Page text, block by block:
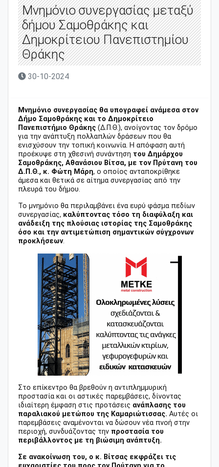
Μνημόνιο συνεργασίας μεταξύ
δήμου Σαμοθράκης και
Δημοκρίτειου Πανεπιστημίου
Θράκης
30-10-2024
Μνημόνιο συνεργασίας θα υπογραφεί ανάμεσα στον
Δήμο Σαμοθράκης και το Δημοκρίτειο
Πανεπιστήμιο Θράκης (Δ.Π.Θ.), ανοίγοντας τον δρόμο
για την ανάπτυξη πολλαπλών δράσεων που θα
ενισχύσουν την τοπική κοινωνία. Η απόφαση αυτή
προέκυψε στη χθεσινή συνάντηση του Δημάρχου
Σαμοθράκης, Αθανάσιου Βίτσα, με τον Πρύτανη του
Δ.Π.Θ., κ. Φώτη Μάρη, ο οποίος ανταποκρίθηκε
άμεσα και θετικά σε αίτημα συνεργασίας από την
πλευρά του δήμου.
Το μνημόνιο θα περιλαμβάνει ένα ευρύ φάσμα πεδίων
συνεργασίας, καλύπτοντας τόσο τη διαφύλαξη και
ανάδειξη της πλούσιας ιστορίας της Σαμοθράκης
όσο και την αντιμετώπιση σημαντικών σύγχρονων
προκλήσεων.
Στο επίκεντρο θα βρεθούν η αντιπλημμυρική
προστασία και οι αστικές παρεμβάσεις, δίνοντας
ιδιαίτερη έμφαση στις προτάσεις ανάπλασης του
παραλιακού μετώπου της Καμαριώτισσας. Αυτές οι
παρεμβάσεις αναμένονται να δώσουν νέα πνοή στην
περιοχή, συνδυάζοντας την προστασία του
περιβάλλοντος με τη βιώσιμη ανάπτυξη.
Σε ανακοίνωση του, ο κ. Βίτσας εκφράζει τις